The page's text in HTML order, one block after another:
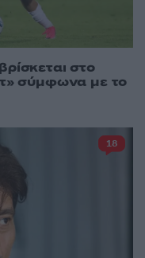
στο
σύμφωνα με το
18